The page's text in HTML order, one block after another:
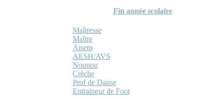
Fin année scolaire
Maîtresse
Maître
Atsem
AESH/AVS
Nounou
Crèche
Prof de Danse
Entraineur de Foot